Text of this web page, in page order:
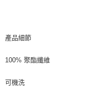
產品細節
100% 聚酯纖維
可機洗